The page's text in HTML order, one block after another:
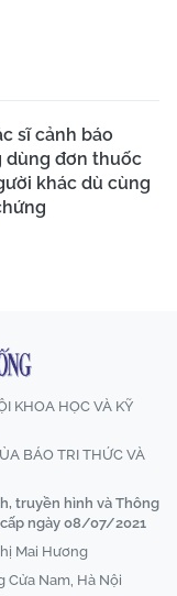
sĩ cảnh báo
dùng đơn thuốc
khác dù cùng
KHOA HỌC VÀ KỸ
BÁO TRI THỨC VÀ
truyền hình và Thông
ngày 08/07/2021
Mai Hương
Cửa Nam, Hà Nội